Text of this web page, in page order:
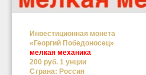
Инвестиционная монета
«Георгий Победоносец»
мелкая механика
200 руб. 1 унции
Страна: Россия